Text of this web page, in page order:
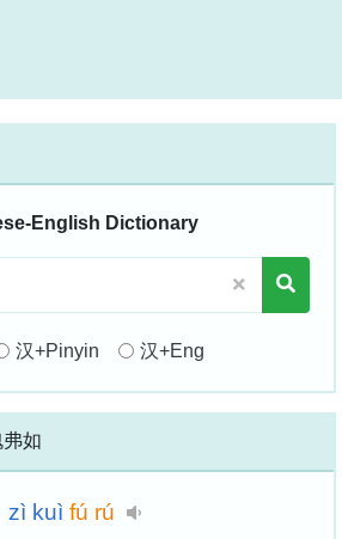
English Dictionary
汉+Pinyin 汉+Eng
弗如
zì kuì fú rú